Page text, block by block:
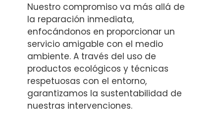
Nuestro compromiso va más allá de
la reparación inmediata,
enfocándonos en proporcionar un
servicio amigable con el medio
ambiente. A través del uso de
productos ecológicos y técnicas
respetuosas con el entorno,
garantizamos la sustentabilidad de
nuestras intervenciones.